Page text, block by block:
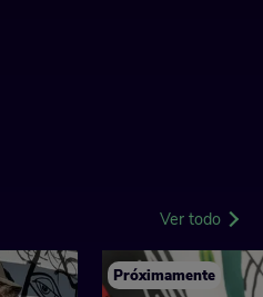
Ver todo
Próximamente